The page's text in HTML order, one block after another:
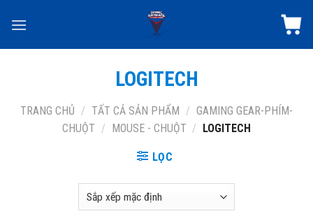
LOGITECH
TRANG CHỦ / TẤT CẢ SẢN PHẨM / GAMING GEAR-PHÍM-
CHUỘT / MOUSE - CHUỘT / LOGITECH
LỌC